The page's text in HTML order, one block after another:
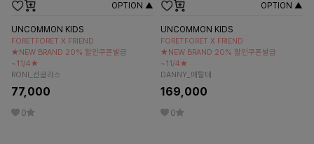
OPTION ▲
UNCOMMON KIDS
FORETFORET X FRIEND
★NEW BRAND 20% 할인쿠폰발급
~11/4★
RONI_선글라스
77,000
0
OPTION ▲
UNCOMMON KIDS
FORETFORET X FRIEND
★NEW BRAND 20% 할인쿠폰발급
~11/4★
DANNY_메탈테
169,000
0